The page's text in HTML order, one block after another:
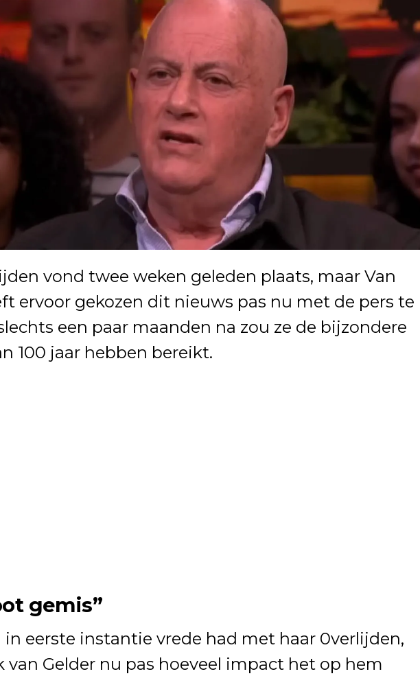
vond twee weken geleden plaats, maar Van
ervoor gekozen dit nieuws pas nu met de pers te
een paar maanden na zou ze de bijzondere
100 jaar hebben bereikt.
gemis”
in eerste instantie vrede had met haar 0verlijden,
van Gelder nu pas hoeveel impact het op hem